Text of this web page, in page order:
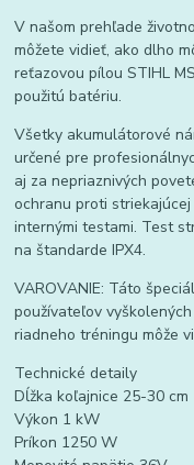
V našom prehľade
môžete vidieť, ako dlho
reťazovou pílou STIHL
použitú batériu.
Všetky akumulátorové
určené pre
aj za nepriaznivých
ochranu proti
internými testami. Test
na štandarde IPX4.
VAROVANIE: Táto
používateľov
riadneho tréningu môže
Technické detaily
Dĺžka koľajnice 25-30 cm
Výkon 1 kW
Príkon 1250 W